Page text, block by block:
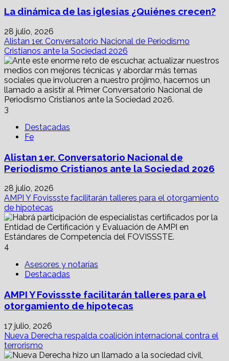
La dinámica de las iglesias ¿Quiénes crecen?
28 julio, 2026
Alistan 1er. Conversatorio Nacional de Periodismo
Cristianos ante la Sociedad 2026
3
Destacadas
Fe
Alistan 1er. Conversatorio Nacional de
Periodismo Cristianos ante la Sociedad 2026
28 julio, 2026
AMPI Y Fovissste facilitarán talleres para el otorgamiento
de hipotecas
4
Asesores y notarías
Destacadas
AMPI Y Fovissste facilitarán talleres para el
otorgamiento de hipotecas
17 julio, 2026
Nueva Derecha respalda coalición internacional contra el
terrorismo